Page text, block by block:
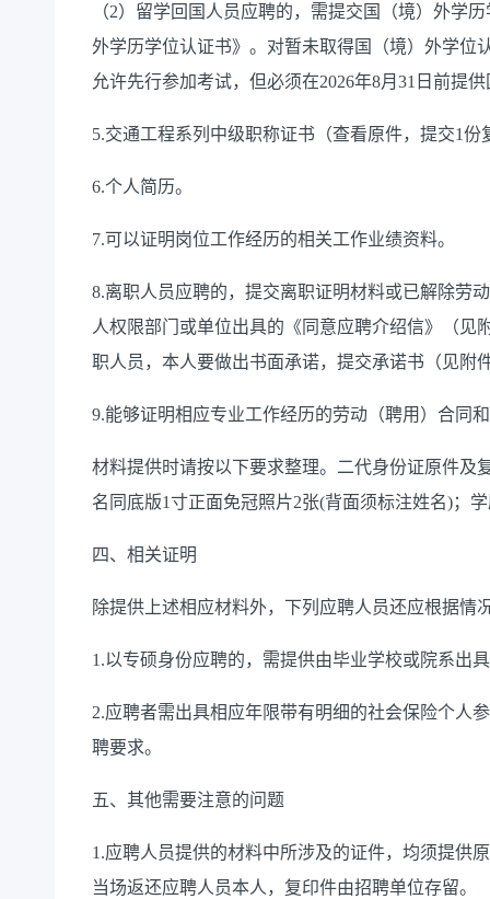
（2）留学回国人员应聘的，需提交国（境）外学
外学历学位认证书》。对暂未取得国（境）外学位
允许先行参加考试，但必须在2026年8月31日前提
5.交通工程系列中级职称证书 （查看原件，提交1份
6.个人简历。
7.可以证明岗位工作经历的相关工作业绩资料。
8.离职人员应聘的，提交离职证明材料或已解除劳
人权限部门或单位出具的 《同意应聘介绍信》（见
职人员，本人要做出书面承诺， 提交承诺书（见附
9.能够证明相应专业工作经历的劳动（聘用）合同
材料提供时请按以下要求整理。二代身份证原件及
名同底版1寸正面免冠照片2张(背面须标注姓名)；
四、相关证明
除提供上述相应材料外，下列应聘人员还应根据情
1.以专硕身份应聘的，需提供由毕业学校或院系出
2.应聘者需出具相应年限带有明细的社会保险个人
聘要求。
五、其他需要注意的问题
1.应聘人员提供的材料中所涉及的证件，均须提供
当场返还应聘人员本人，复印件由招聘单位存留。